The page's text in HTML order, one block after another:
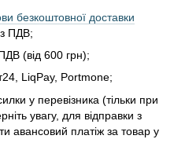
безкоштовної доставки
ПДВ;
(від 600 грн);
LiqPay, Portmone;
у перевізника (тільки при
увагу, для відправки з
авансовий платіж за товар у